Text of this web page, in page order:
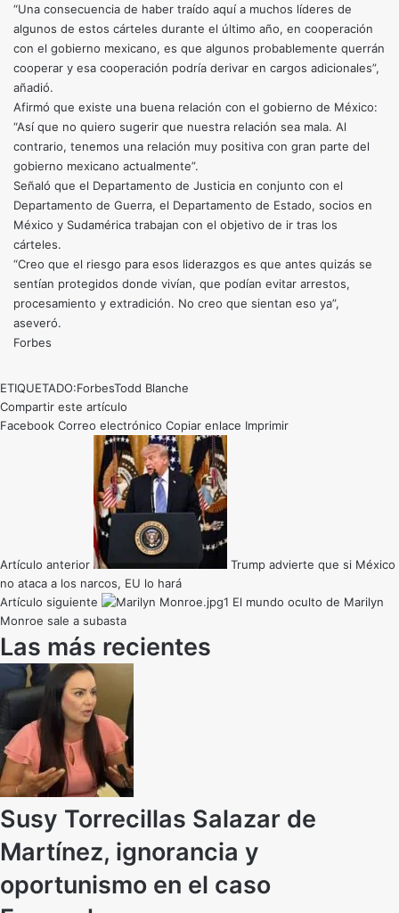
“Una consecuencia de haber traído aquí a muchos líderes de
algunos de estos cárteles durante el último año, en cooperación
con el gobierno mexicano, es que algunos probablemente querrán
cooperar y esa cooperación podría derivar en cargos adicionales”,
añadió.
Afirmó que existe una buena relación con el gobierno de México:
“Así que no quiero sugerir que nuestra relación sea mala. Al
contrario, tenemos una relación muy positiva con gran parte del
gobierno mexicano actualmente”.
Señaló que el Departamento de Justicia en conjunto con el
Departamento de Guerra, el Departamento de Estado, socios en
México y Sudamérica trabajan con el objetivo de ir tras los
cárteles.
“Creo que el riesgo para esos liderazgos es que antes quizás se
sentían protegidos donde vivían, que podían evitar arrestos,
procesamiento y extradición. No creo que sientan eso ya”,
aseveró.
Forbes
ETIQUETADO:ForbesTodd Blanche
Compartir este artículo
Facebook Correo electrónico Copiar enlace Imprimir
Artículo anterior
Trump advierte que si México
no ataca a los narcos, EU lo hará
Artículo siguiente
El mundo oculto de Marilyn
Monroe sale a subasta
Las más recientes
Susy Torrecillas Salazar de
Martínez, ignorancia y
oportunismo en el caso